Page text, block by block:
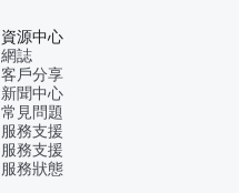
資源中心
網誌
客戶分享
新聞中心
常見問題
服務支援
服務支援
服務狀態